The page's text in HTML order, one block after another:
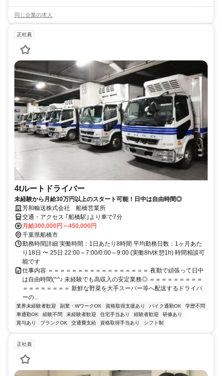
同じ企業の求人
正社員
4tルートドライバー
未経験から月給30万円以上のスタート可能！日中は自由時間◎
芳和輸送株式会社 船橋営業所
交通・アクセス ｢船橋駅｣より車で7分
月給300,000円～450,000円
千葉県船橋市
勤務時間詳細 実働時間：1日あたり8時間 平均勤務日数：1ヶ月あた
り18日 〜 25日 22:00～7:00/0:00～9:00 (実働8h/休憩1h) 時間相談可
能です
仕事内容 ＝＝＝＝＝＝＝＝＝＝＝＝＝＝＝＝＝ 夜勤で頑張って日中
は自由時間(^^♪ 未経験でも高収入の安定業務◎ ＝＝＝＝＝＝＝＝＝
＝＝＝＝＝＝＝＝ 新鮮な野菜を大手スーパー等へ配送するドライバ
ーの...
業界未経験者歓迎 副業・WワークOK 資格取得支援あり バイク通勤OK
学歴不問
車通勤OK
経験不問 未経験者歓迎 住宅手当あり 経験者歓迎
研修あり
賞与あり
ブランクOK 交通費支給 資格取得手当あり シフト制
正社員